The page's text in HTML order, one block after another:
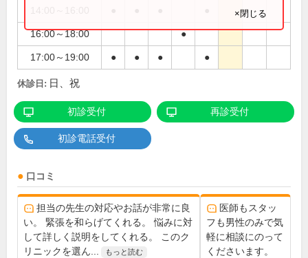
16:00～18:00 ●
17:00～19:00 ● ● ● ●
×閉じる
休診日: 日、祝
初診受付 再診受付
初診電話受付
口コミ
担当の先生の対応やお話が非常に良
い。 緊張を和らげてくれる。 悩みに対
して詳しく説明をしてくれる。 このク
リニックを選ん...
もっと読む
医師もスタッ
フも男性のみで気
軽に相談にのって
くださいます。